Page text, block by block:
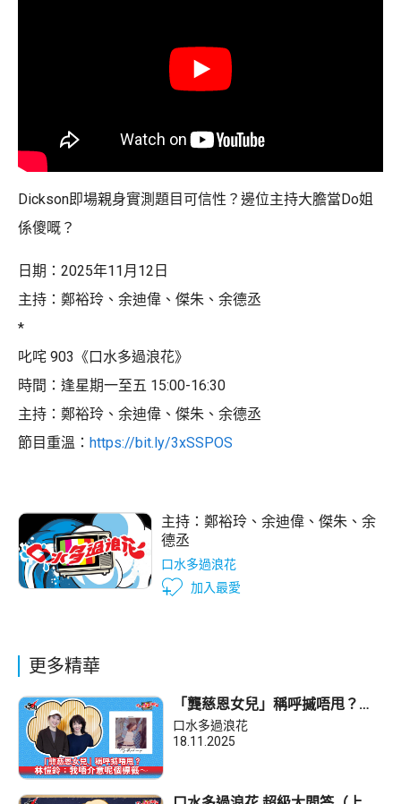
Dickson即場親身實測題目可信性？邊位主持大膽當Do姐
係傻嘅？
日期：2025年11月12日
主持：鄭裕玲、余迪偉、傑朱、余德丞
*
叱咤 903《口水多過浪花》
時間：逢星期一至五 15:00-16:30
主持：鄭裕玲、余迪偉、傑朱、余德丞
節目重溫： https://bit.ly/3xSSPOS
主持： 鄭裕玲 、 余迪偉 、 傑朱 、 余
德丞
口水多過浪花
加入最愛
更多精華
「龔慈恩女兒」稱呼摵唔甩？林
愷鈴：我唔介意呢個標籤～
口水多過浪花
18.11.2025